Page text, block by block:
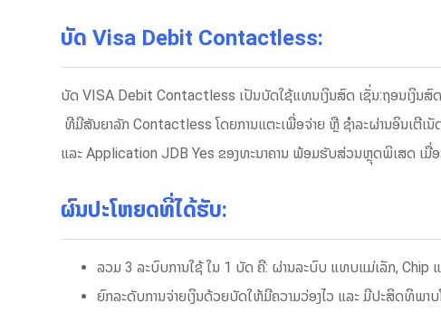
ບັດ Visa Debit Contactless:
ບັດ VISA Debit Contactless ເປັນບັດໃຊ້ແທນເງິນສົດ ເຊັ່ນ:ຖອນເງິນສົດ
ທີມີສັນຍາລັກ Contactless ໂດຍການແຕະເພື່ອຈ່າຍ ຫຼື ຊຳລະ​ຜ່ານ​ອິນ​ເຕີ​ເ
ແລະ Application JDB Yes ຂອງທະນາຄານ ພ້ອມຮັບສ່ວນຫຼຸດພິເສດ ເມື່ອ
ຜົນປະໂຫຍດທີ່ໄດ້ຮັບ:
ລວມ 3 ລະບົບການໃຊ້ ໃນ 1 ບັດ ຄື: ຜ່ານລະບົບ ແທບແມ່ເລັກ, Chip
ຍົກລະດັບການຈ່າຍເງິນດ້ວຍບັດໃຫ້ມີຄວາມວ່ອງໄວ ແລະ ມີປະສິດທິ